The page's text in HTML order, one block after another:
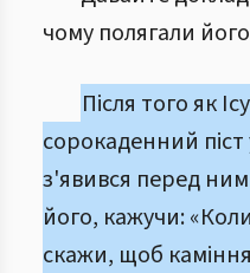
чому полягали
Після того як
сорокаденний піст
з'явився перед
його, кажучи:
скажи, щоб